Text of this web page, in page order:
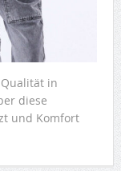
in
diese
und Komfort